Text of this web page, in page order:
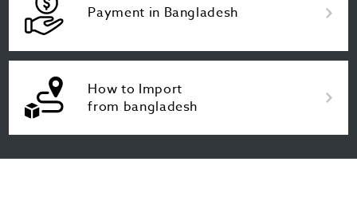
Payment in Bangladesh
How to Import
from bangladesh